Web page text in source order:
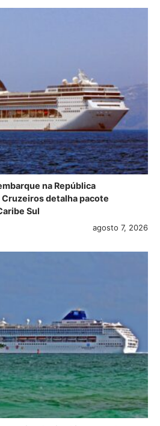
na República
Cruzeiros detalha pacote
Sul
agosto 7, 2026